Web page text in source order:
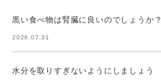
黒い食べ物は腎臓に良いのでしょうか？
2026.07.31
水分を取りすぎないようにしましょう